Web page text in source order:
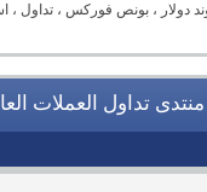
دولار ، بونص فوركس ، تداول
تداول العملات